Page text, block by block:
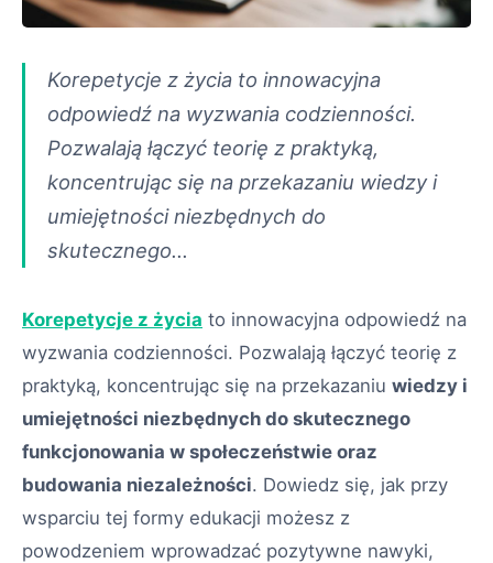
Korepetycje z życia to innowacyjna
odpowiedź na wyzwania codzienności.
Pozwalają łączyć teorię z praktyką,
koncentrując się na przekazaniu wiedzy i
umiejętności niezbędnych do
skutecznego...
Korepetycje z życia to innowacyjna odpowiedź na
wyzwania codzienności. Pozwalają łączyć teorię z
praktyką, koncentrując się na przekazaniu wiedzy i
umiejętności niezbędnych do skutecznego
funkcjonowania w społeczeństwie oraz
budowania niezależności. Dowiedz się, jak przy
wsparciu tej formy edukacji możesz z
powodzeniem wprowadzać pozytywne nawyki,